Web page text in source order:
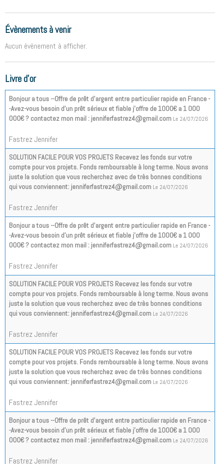
Évènements à venir
Aucun évènement à afficher.
Livre d'or
Bonjour a tous --Offre de prêt d'argent entre particulier rapide en France -
-Avez-vous besoin d'un prêt sérieux et fiable j'offre de 1000€ a 1 000
000€ ? contactez mon mail : jenniferfastrez4@gmail.com Le 24/07/2026
Fastrez Jennifer
SOLUTION FACILE POUR VOS PROJETS Recevez les fonds sur votre
compte pour vos projets. Fonds remboursable à long terme. Nous avons
juste la solution que vous recherchez avec de très bonnes conditions
qui vous conviennent: jenniferfastrez4@gmail.com Le 24/07/2026
Fastrez Jennifer
Bonjour a tous --Offre de prêt d'argent entre particulier rapide en France -
-Avez-vous besoin d'un prêt sérieux et fiable j'offre de 1000€ a 1 000
000€ ? contactez mon mail : jenniferfastrez4@gmail.com Le 24/07/2026
Fastrez Jennifer
SOLUTION FACILE POUR VOS PROJETS Recevez les fonds sur votre
compte pour vos projets. Fonds remboursable à long terme. Nous avons
juste la solution que vous recherchez avec de très bonnes conditions
qui vous conviennent: jenniferfastrez4@gmail.com Le 24/07/2026
Fastrez Jennifer
SOLUTION FACILE POUR VOS PROJETS Recevez les fonds sur votre
compte pour vos projets. Fonds remboursable à long terme. Nous avons
juste la solution que vous recherchez avec de très bonnes conditions
qui vous conviennent: jenniferfastrez4@gmail.com Le 24/07/2026
Fastrez Jennifer
Bonjour a tous --Offre de prêt d'argent entre particulier rapide en France -
-Avez-vous besoin d'un prêt sérieux et fiable j'offre de 1000€ a 1 000
000€ ? contactez mon mail : jenniferfastrez4@gmail.com Le 24/07/2026
Fastrez Jennifer